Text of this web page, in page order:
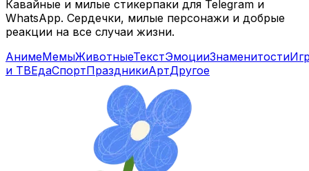
Кавайные и милые стикерпаки для Telegram и
WhatsApp. Сердечки, милые персонажи и добрые
реакции на все случаи жизни.
АнимеМемыЖивотныеТекстЭмоцииЗнаменитости
и ТВЕдаСпортПраздникиАртДругое